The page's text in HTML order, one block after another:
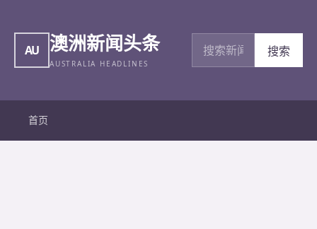
AU 澳洲新闻头条
AUSTRALIA HEADLINES
搜索新闻
搜索
首页